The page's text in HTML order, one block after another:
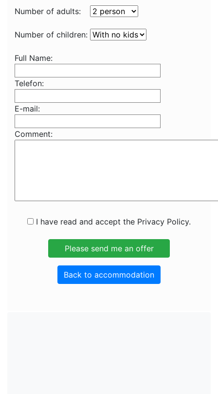
Number of adults:
Number of children:
Full Name:
Telefon:
E-mail:
Comment:
I have read and accept the Privacy Policy.
Back to accommodation